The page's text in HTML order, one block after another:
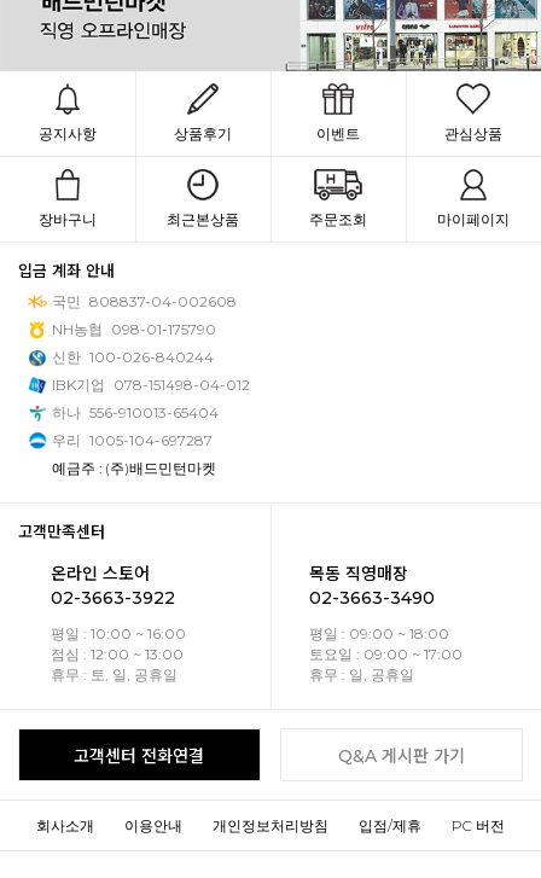
공지사항 상품후기 이벤트 관심상품
장바구니 최근본상품 주문조회 마이페이지
입금 계좌 안내
국민 808837-04-002608
NH농협
098-01-175790
신한 100-026-840244
IBK기업
078-151498-04-012
하나 556-910013-65404
우리 1005-104-697287
예금주 : (주)배드민턴마켓
고객만족센터
온라인 스토어
02-3663-3922
평일 : 10:00 ~ 16:00
점심 : 12:00 ~ 13:00
휴무 : 토, 일, 공휴일
목동 직영매장
02-3663-3490
평일 : 09:00 ~ 18:00
토요일 : 09:00 ~ 17:00
휴무 : 일, 공휴일
고객센터 전화연결 Q&A 게시판 가기
회사소개 이용안내 개인정보처리방침 입점/제휴 PC 버전